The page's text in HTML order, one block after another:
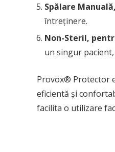
Spălare
întreținere.
Non-Steril,
un singur
Provox® Protector
eficientă și
facilita o utilizare